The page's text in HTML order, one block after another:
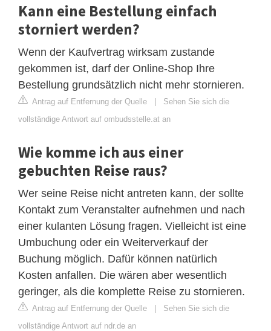
Kann eine Bestellung einfach
storniert werden?
Wenn der Kaufvertrag wirksam zustande
gekommen ist, darf der Online-Shop Ihre
Bestellung grundsätzlich nicht mehr stornieren.
Antrag auf Entfernung der Quelle | Sehen Sie sich die
vollständige Antwort auf ombudsstelle.at an
Wie komme ich aus einer
gebuchten Reise raus?
Wer seine Reise nicht antreten kann, der sollte
Kontakt zum Veranstalter aufnehmen und nach
einer kulanten Lösung fragen. Vielleicht ist eine
Umbuchung oder ein Weiterverkauf der
Buchung möglich. Dafür können natürlich
Kosten anfallen. Die wären aber wesentlich
geringer, als die komplette Reise zu stornieren.
Antrag auf Entfernung der Quelle | Sehen Sie sich die
vollständige Antwort auf ndr.de an